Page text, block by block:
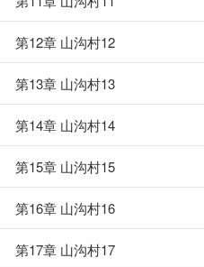
第12章 山沟村12
第13章 山沟村13
第14章 山沟村14
第15章 山沟村15
第16章 山沟村16
第17章 山沟村17